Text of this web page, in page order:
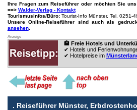
Ihre Fragen zum Reiseführer oder möchten Sie
==> Walder-Verlag - Kontakt
Tourismusinfos/Büro:Tourist-Info Münster, Tel. 0251-
Unsere Online-Reiseführer sind auch als
ansehen.
Anzeige
🏨 Freie Hotels und
✔ Hotels und
✔ Hotelpreise im
. Reiseführer Münster,